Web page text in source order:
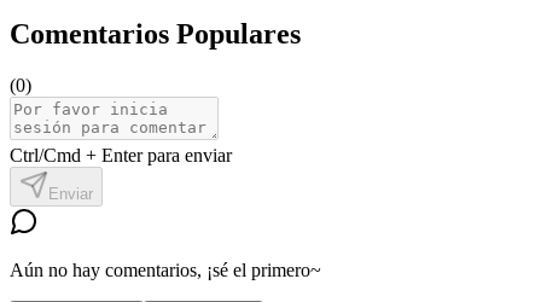
Comentarios Populares
(0)
Ctrl/Cmd + Enter para enviar
Enviar
Aún no hay comentarios, ¡sé el primero~